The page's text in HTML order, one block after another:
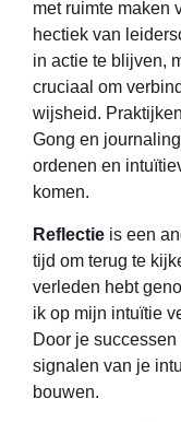
met ruimte maken
hectiek van
in actie te blijven,
cruciaal om
wijsheid.
Gong en
ordenen en
komen.
Reflectie is een
tijd om terug te
verleden hebt
ik op mijn intuïtie
Door je
signalen van je
bouwen.